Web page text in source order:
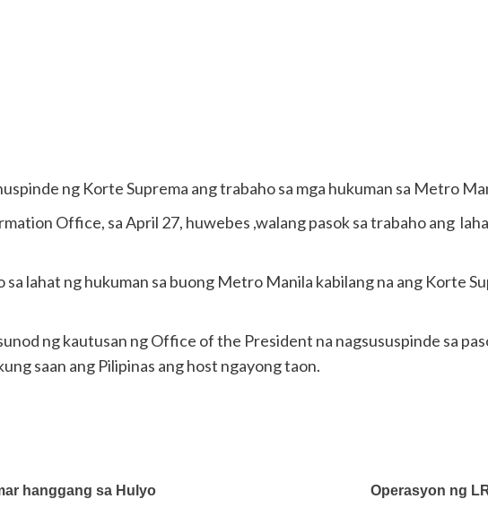
ng Korte Suprema ang trabaho sa mga hukuman sa Metro
Office, sa April 27, huwebes ,walang pasok sa trabaho ang
lahat ng hukuman sa buong Metro Manila kabilang na ang Korte
ng kautusan ng Office of the President na nagsususpinde sa
saan ang Pilipinas ang host ngayong taon.
hanggang sa Hulyo
Operasyon ng